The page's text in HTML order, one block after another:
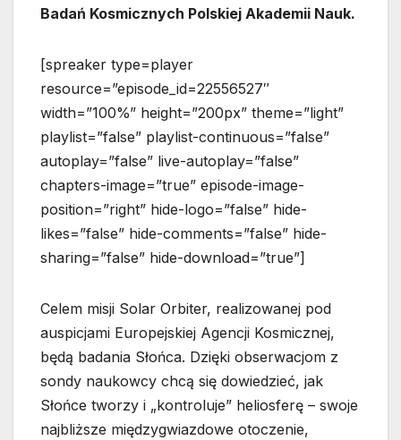
Badań Kosmicznych Polskiej Akademii Nauk.
[spreaker type=player
resource=”episode_id=22556527″
width=”100%” height=”200px” theme=”light”
playlist=”false” playlist-continuous=”false”
autoplay=”false” live-autoplay=”false”
chapters-image=”true” episode-image-
position=”right” hide-logo=”false” hide-
likes=”false” hide-comments=”false” hide-
sharing=”false” hide-download=”true”]
Celem misji Solar Orbiter, realizowanej pod
auspicjami Europejskiej Agencji Kosmicznej,
będą badania Słońca. Dzięki obserwacjom z
sondy naukowcy chcą się dowiedzieć, jak
Słońce tworzy i „kontroluje” heliosferę – swoje
najbliższe międzygwiazdowe otoczenie,